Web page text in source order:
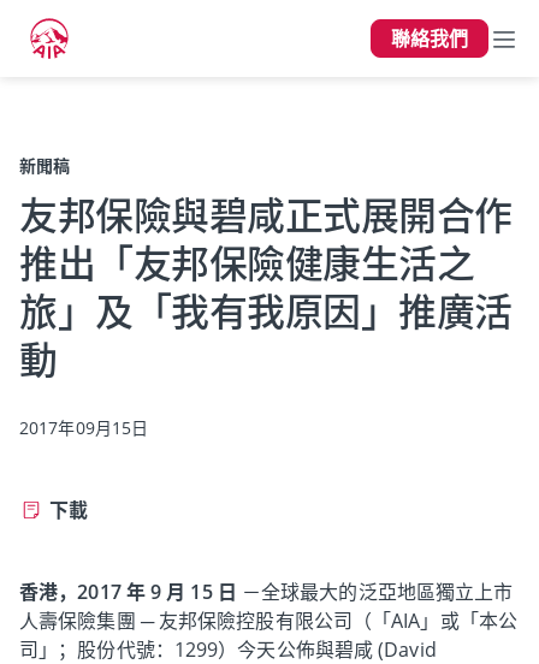
聯絡我們
新聞稿
友邦保險與碧咸正式展開合作
推出「友邦保險健康生活之
旅」及「我有我原因」推廣活
動
2017年09月15日
下載
香港，2017 年 9 月 15 日 －全球最大的泛亞地區獨立上市
人壽保險集團 ─ 友邦保險控股有限公司（「AIA」或「本公
司」；股份代號：1299）今天公佈與碧咸 (David